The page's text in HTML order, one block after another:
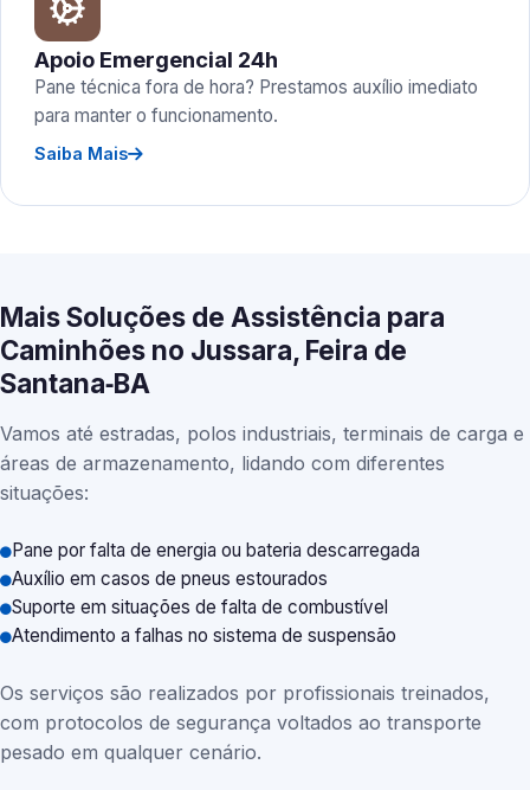
Apoio Emergencial 24h
Pane técnica fora de hora? Prestamos auxílio imediato
para manter o funcionamento.
Saiba Mais
Mais Soluções de Assistência para
Caminhões no Jussara, Feira de
Santana‑BA
Vamos até estradas, polos industriais, terminais de carga e
áreas de armazenamento, lidando com diferentes
situações:
Pane por falta de energia ou bateria descarregada
Auxílio em casos de pneus estourados
Suporte em situações de falta de combustível
Atendimento a falhas no sistema de suspensão
Os serviços são realizados por profissionais treinados,
com protocolos de segurança voltados ao transporte
pesado em qualquer cenário.